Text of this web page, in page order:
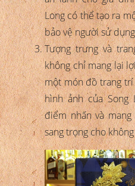
Long có thể tạo ra
bảo vệ người sử
Tượng trưng và
không chỉ mang lại
một món đồ trang
hình ảnh của
điểm nhấn và
sang trọng cho